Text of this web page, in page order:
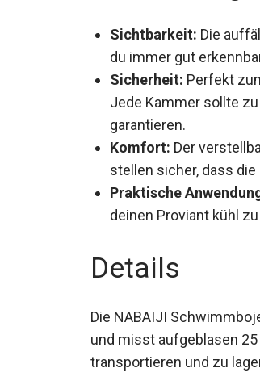
Sichtbarkeit: Die
du immer gut
Sicherheit: Perfekt
Jede Kammer sollte
garantieren.
Komfort: Der
stellen sicher, dass
Praktische
deinen Proviant kühl zu
Details
Die NABAIJI
und misst aufgeblasen
transportieren und zu